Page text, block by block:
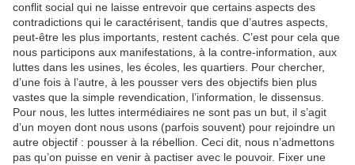
conflit social qui ne laisse entrevoir que certains aspects des
contradictions qui le caractérisent, tandis que d’autres aspects,
peut-être les plus importants, restent cachés. C’est pour cela que
nous participons aux manifestations, à la contre-information, aux
luttes dans les usines, les écoles, les quartiers. Pour chercher,
d’une fois à l’autre, à les pousser vers des objectifs bien plus
vastes que la simple revendication, l’information, le dissensus.
Pour nous, les luttes intermédiaires ne sont pas un but, il s’agit
d’un moyen dont nous usons (parfois souvent) pour rejoindre un
autre objectif : pousser à la rébellion. Ceci dit, nous n’admettons
pas qu’on puisse en venir à pactiser avec le pouvoir. Fixer une